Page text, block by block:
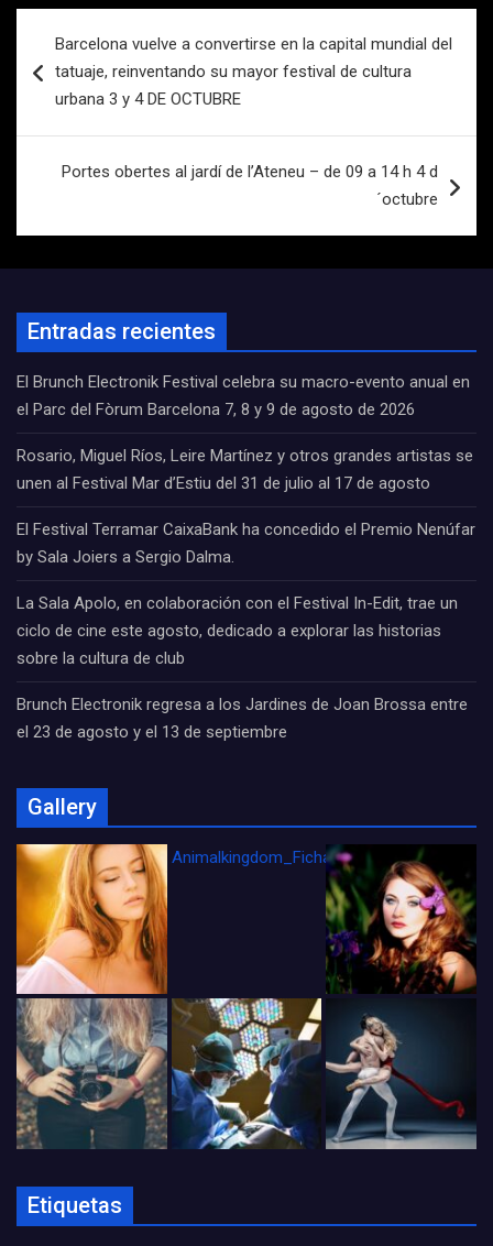
de
entradas
Barcelona vuelve a convertirse en la capital mundial del
tatuaje, reinventando su mayor festival de cultura
urbana 3 y 4 DE OCTUBRE
Portes obertes al jardí de l’Ateneu – de 09 a 14 h 4 d
´octubre
Entradas recientes
El Brunch Electronik Festival celebra su macro-evento anual en
el Parc del Fòrum Barcelona 7, 8 y 9 de agosto de 2026
Rosario, Miguel Ríos, Leire Martínez y otros grandes artistas se
unen al Festival Mar d’Estiu del 31 de julio al 17 de agosto
El Festival Terramar CaixaBank ha concedido el Premio Nenúfar
by Sala Joiers a Sergio Dalma.
La Sala Apolo, en colaboración con el Festival In-Edit, trae un
ciclo de cine este agosto, dedicado a explorar las historias
sobre la cultura de club
Brunch Electronik regresa a los Jardines de Joan Brossa entre
el 23 de agosto y el 13 de septiembre
Gallery
Animalkingdom_FichaCine
Etiquetas